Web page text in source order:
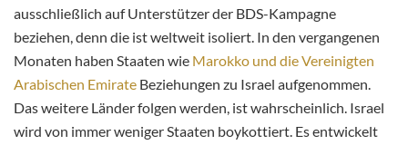
ausschließlich auf Unterstützer der BDS-Kampagne
beziehen, denn die ist weltweit isoliert. In den vergangenen
Monaten haben Staaten wie Marokko und die Vereinigten
Arabischen Emirate Beziehungen zu Israel aufgenommen.
Dasweitere Länderfolgen werden, ist wahrscheinlich. Israel
wird von immerwenigerStaaten boykottiert. Es entwickelt